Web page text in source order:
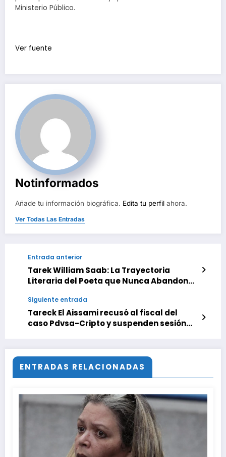
Ministerio Público.
Ver fuente
Notinformados
Añade tu información biográfica. Edita tu perfil ahora.
Ver Todas Las Entradas
Entrada anterior
Tarek William Saab: La Trayectoria
Literaria del Poeta que Nunca Abandonó
Siguiente entrada
Tareck El Aissami recusó al fiscal del
caso Pdvsa-Cripto y suspenden sesión
ENTRADAS RELACIONADAS